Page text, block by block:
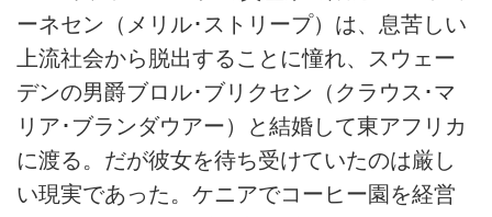
ーネセン（メリル･ストリープ）は、息苦しい
上流社会から脱出することに憧れ、スウェー
デンの男爵ブロル･ブリクセン（クラウス･マ
リア･ブランダウアー）と結婚して東アフリカ
に渡る。だが彼女を待ち受けていたのは厳し
い現実であった。ケニアでコーヒー園を経営